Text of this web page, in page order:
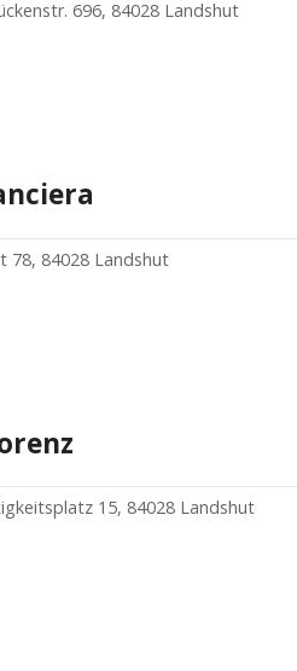
696, 84028 Landshut
78, 84028 Landshut
15, 84028 Landshut